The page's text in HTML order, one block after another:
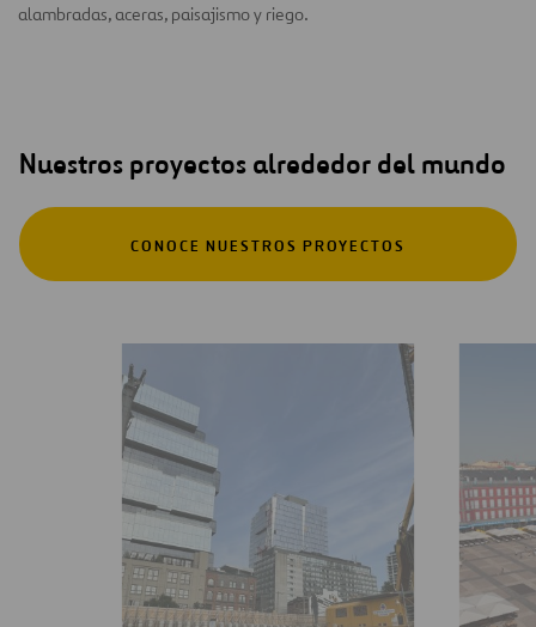
alambradas, aceras, paisajismo y riego.
Nuestros proyectos alrededor del mundo
CONOCE NUESTROS PROYECTOS